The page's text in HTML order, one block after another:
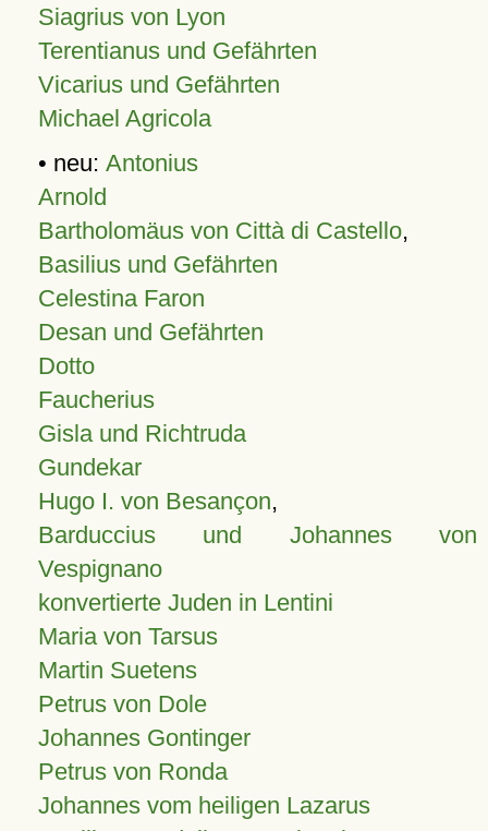
Siagrius von Lyon
Terentianus und Gefährten
Vicarius und Gefährten
Michael Agricola
• neu: Antonius
Arnold
Bartholomäus von Città di Castello,
Basilius und Gefährten
Celestina Faron
Desan und Gefährten
Dotto
Faucherius
Gisla und Richtruda
Gundekar
Hugo I. von Besançon,
Barduccius und Johannes von
Vespignano
konvertierte Juden in Lentini
Maria von Tarsus
Martin Suetens
Petrus von Dole
Johannes Gontinger
Petrus von Ronda
Johannes vom heiligen Lazarus